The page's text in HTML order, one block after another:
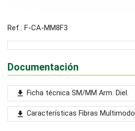
Ref.: F-CA-MM8F3
Documentación
file_download Ficha técnica SM/MM Arm. Diel.
file_download Características Fibras Multimodo